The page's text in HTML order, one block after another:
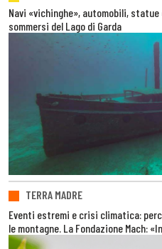
Navi «vichinghe», automobili,
sommersi del Lago di Garda
TERRA MADRE
Eventi estremi e crisi climatica:
le montagne. La Fondazione Mach: